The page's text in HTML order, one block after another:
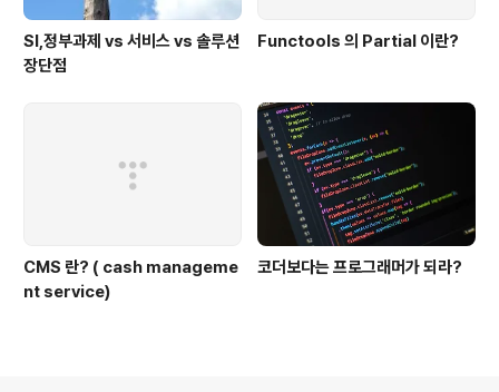
SI,정부과제 vs 서비스 vs 솔루션
장단점
Functools 의 Partial 이란?
CMS 란? ( cash manageme
nt service)
코더보다는 프로그래머가 되라?